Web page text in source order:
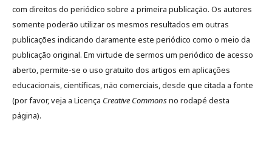
com direitos do periódico sobre a primeira publicação. Os autores
somente poderão utilizar os mesmos resultados em outras
publicações indicando claramente este periódico como o meio da
publicação original. Em virtude de sermos um periódico de acesso
aberto, permite-se o uso gratuito dos artigos em aplicações
educacionais, científicas, não comerciais, desde que citada a fonte
(por favor, veja a Licença Creative Commonsno rodapé desta
página).